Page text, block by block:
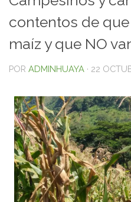
contentos de
maíz y que NO
POR ADMINHUAYA · 22